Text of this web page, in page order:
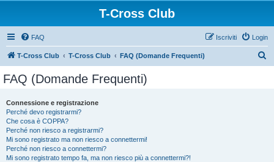
T-Cross Club
FAQ Login
Iscriviti
T-Cross Club T-Cross Club FAQ (Domande Frequenti)
FAQ (Domande Frequenti)
Connessione e registrazione
Perché devo registrarmi?
Che cosa è COPPA?
Perché non riesco a registrarmi?
Mi sono registrato ma non riesco a connettermi!
Perché non riesco a connettermi?
Mi sono registrato tempo fa, ma non riesco più a connettermi?!